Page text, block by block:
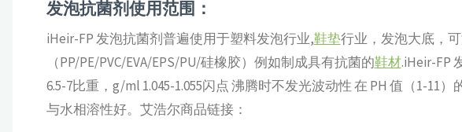
发泡抗菌剂使用范围：
iHeir-FP 发泡抗菌剂普遍使用于塑料发泡行业,鞋垫行业，发泡大底，
（PP/PE/PVC/EVA/EPS/PU/硅橡胶）例如制成具有抗菌的鞋材.iHeir-FP
6.5-7比重，g/ml 1.045-1.055闪点 沸腾时不发光波动性 在 PH 值（1-11
与水相溶性好。艾浩尔商品链接：